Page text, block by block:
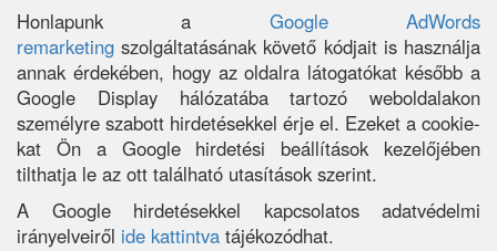
Honlapunk a Google AdWords
remarketing szolgáltatásának követő kódjait is használja
annak érdekében, hogy az oldalra látogatókat később a
Google Display hálózatába tartozó weboldalakon
személyre szabott hirdetésekkel érje el. Ezeket a cookie-
kat Ön a Google hirdetési beállítások kezelőjében
tilthatja le az ott található utasítások szerint.
A Google hirdetésekkel kapcsolatos adatvédelmi
irányelveiről ide kattintva tájékozódhat.